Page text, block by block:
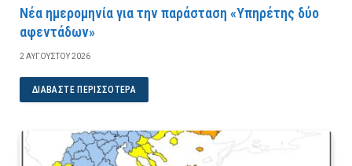
Νέα ημερομηνία για την παράσταση «Υπηρέτης δύο
αφεντάδων»
2 ΑΥΓΟΎΣΤΟΥ 2026
ΔΙΑΒΆΣΤΕ ΠΕΡΙΣΣΌΤΕΡΑ